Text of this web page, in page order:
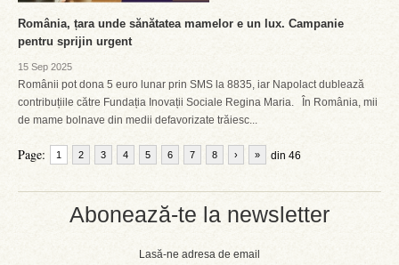
Abonează-te la newsletter
Lasă-ne adresa de email
România, țara unde sănătatea mamelor e un lux. Campanie
pentru sprijin urgent
15 Sep 2025
Românii pot dona 5 euro lunar prin SMS la 8835, iar Napolact dublează
contribuțiile către Fundația Inovații Sociale Regina Maria. În România, mii
de mame bolnave din medii defavorizate trăiesc...
Page: 1 2 3 4 5 6 7 8 din 46
› »